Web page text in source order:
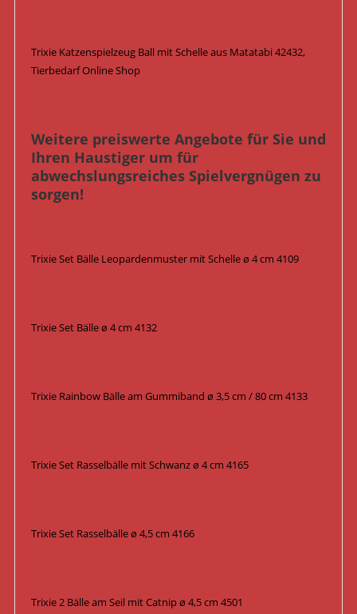
Trixie Katzenspielzeug Ball mit Schelle aus Matatabi 42432,
Tierbedarf Online Shop
Weitere preiswerte Angebote für Sie und
Ihren Haustiger um für
abwechslungsreiches Spielvergnügen zu
sorgen!
Trixie Set Bälle Leopardenmuster mit Schelle ø 4 cm 4109
Trixie Set Bälle ø 4 cm 4132
Trixie Rainbow Bälle am Gummiband ø 3,5 cm / 80 cm 4133
Trixie Set Rasselbälle mit Schwanz ø 4 cm 4165
Trixie Set Rasselbälle ø 4,5 cm 4166
Trixie 2 Bälle am Seil mit Catnip ø 4,5 cm 4501